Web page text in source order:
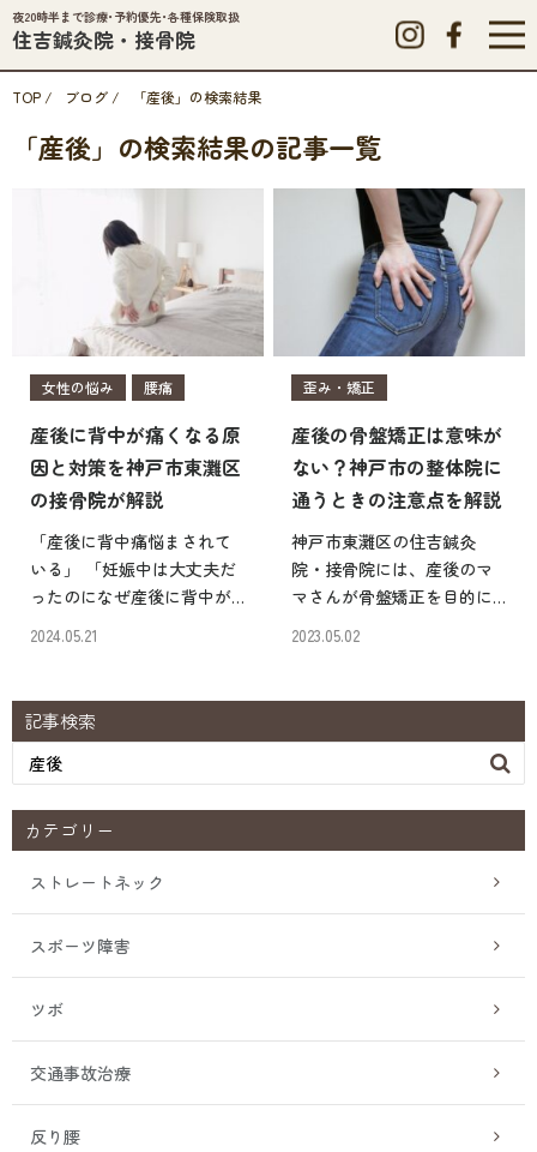
夜20時半まで診療･予約優先･各種保険取扱
住吉鍼灸院・接骨院
TOP / ブログ / 「産後」の検索結果
「産後」の検索結果の記事一覧
女性の悩み 腰痛
産後に背中が痛くなる原
因と対策を神戸市東灘区
の接骨院が解説
「産後に背中痛悩まされて
いる」 「妊娠中は大丈夫だ
ったのになぜ産後に背中が
の痛みでお悩みのママさん
は少なくありません。 とく
に、腰に次いで多い […]
2024.05.21
歪み・矯正
産後の骨盤矯正は意味が
ない？神戸市の整体院に
通うときの注意点を解説
神戸市東灘区の住吉鍼灸
院・接骨院には、産後のマ
マさんが骨盤矯正を目的に
骨盤矯正って意味がある
れます。 その気持ちは十分
に理 […]
2023.05.02
記事検索

カテゴリー
ストレートネック
スポーツ障害
ツボ
交通事故治療
反り腰